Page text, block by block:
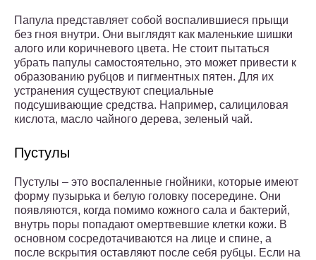
Папула представляет собой воспалившиеся прыщи
без гноя внутри. Они выглядят как маленькие шишки
алого или коричневого цвета. Не стоит пытаться
убрать папулы самостоятельно, это может привести к
образованию рубцов и пигментных пятен. Для их
устранения существуют специальные
подсушивающие средства. Например, салициловая
кислота, масло чайного дерева, зеленый чай.
Пустулы
Пустулы – это воспаленные гнойники, которые имеют
форму пузырька и белую головку посередине. Они
появляются, когда помимо кожного сала и бактерий,
внутрь поры попадают омертвевшие клетки кожи. В
основном сосредотачиваются на лице и спине, а
после вскрытия оставляют после себя рубцы. Если на